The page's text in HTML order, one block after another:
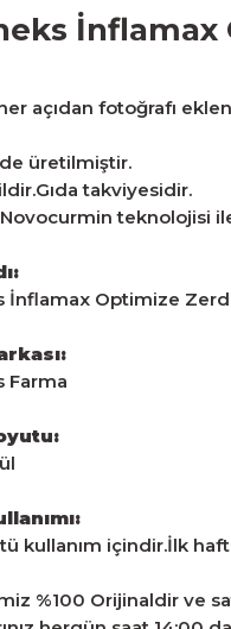
İnflamax
açıdan fotoğrafı
üretilmiştir.
takviyesidir.
teknolojisi
İnflamax Optimize
Farma
kullanım içindir.İlk
%100 Orijinaldir ve